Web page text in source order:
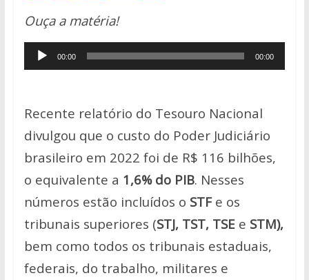
at
s
A
p
e
b
o
k
itt
er y
Li
k
e
Ouça a matéria!
Tocador
de
00:00 00:00
Recente relatório do Tesouro Nacional
divulgou que o custo do Poder Judiciário
brasileiro em 2022 foi de R$ 116 bilhões,
o equivalente a 1,6% do PIB. Nesses
números estão incluídos o STFe os
tribunais superiores (STJ, TST, TSEe STM),
bem como todos os tribunais estaduais,
federais, do trabalho, militares e